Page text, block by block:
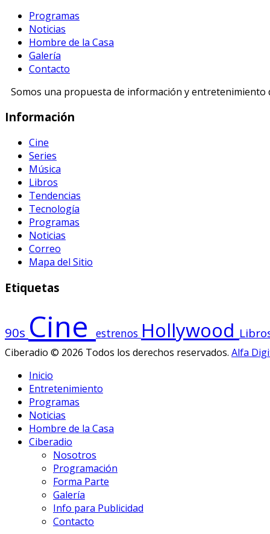
Programas
Noticias
Hombre de la Casa
Galería
Contacto
Somos una propuesta de información y
Información
Cine
Series
Música
Libros
Tendencias
Tecnología
Programas
Noticias
Correo
Mapa del Sitio
Etiquetas
90s Cine estrenos Hollywood
Ciberadio © 2026 Todos los derechos reservados. Alfa
Inicio
Entretenimiento
Programas
Noticias
Hombre de la Casa
Ciberadio
Nosotros
Programación
Forma Parte
Galería
Info para Publicidad
Contacto